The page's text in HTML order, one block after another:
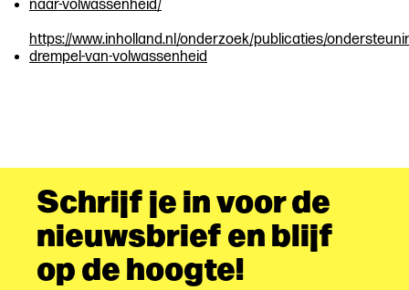
naar-volwassenheid/
https://www.inholland.nl/onderzoek/publicaties/
drempel-van-volwassenheid
Schrijf je in voor de
nieuwsbrief en blijf
op de hoogte!